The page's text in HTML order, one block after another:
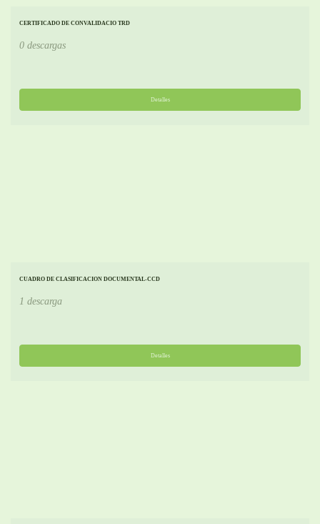
CERTIFICADO DE CONVALIDACIO TRD
0 descargas
Detalles
CUADRO DE CLASIFICACION DOCUMENTAL-CCD
1 descarga
Detalles